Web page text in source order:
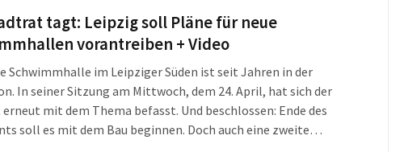
tagt: Leipzig soll Pläne für neue
vorantreiben + Video
Schwimmhalle im Leipziger Süden ist seit Jahren in der
In seiner Sitzung am Mittwoch, dem 24. April, hat sich der
mit dem Thema befasst. Und beschlossen: Ende des
soll es mit dem Bau beginnen. Doch auch eine zweite